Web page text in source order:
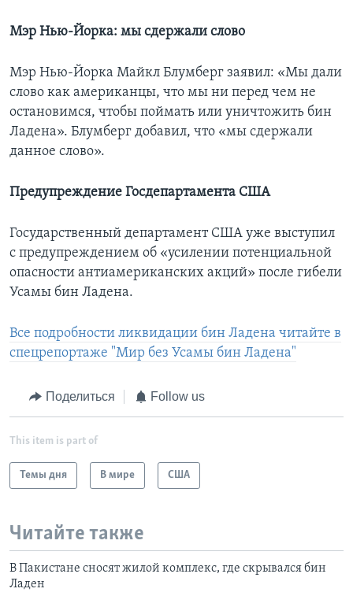
Мэр Нью-Йорка: мы сдержали слово
Мэр Нью-Йорка Майкл Блумберг заявил: «Мы дали
слово как американцы, что мы ни перед чем не
остановимся, чтобы поймать или уничтожить бин
Ладена». Блумберг добавил, что «мы сдержали
данное слово».
Предупреждение Госдепартамента США
Государственный департамент США уже выступил
с предупреждением об «усилении потенциальной
опасности антиамериканских акций» после гибели
Усамы бин Ладена.
Все подробности ликвидации бин Ладена читайте в
спецрепортаже "Мир без Усамы бин Ладена"
Поделиться Follow us
This item is part of
Темы дня В мире США
Читайте также
В Пакистане сносят жилой комплекс, где скрывался бин
Ладен